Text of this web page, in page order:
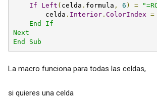
If
Left ( celda . formula , 6 ) =
        celda
. Interior .ColorIndex =
    End If
Next
End Sub
La macro funciona para todas las celdas,
si quieres una celda